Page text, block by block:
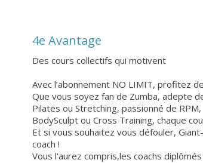
4e Avantage
Des cours collectifs qui motivent
Avec l’abonnement NO LIMIT, profitez
Que vous soyez fan de Zumba, adepte
Pilates ou Stretching, passionné de RPM,
BodySculpt ou Cross Training, chaque
Et si vous souhaitez vous défouler,
coach !
Vous l'aurez compris,les coachs